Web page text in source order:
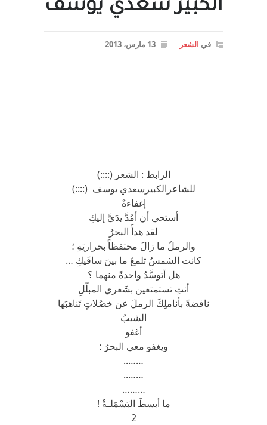
الكبير سعدي يوسف
في الشعر 13 مارس، 2013
الرابط : الشعر (::::)
للشاعرالكبيرسعدي يوسف (::::)
إغفاءةٌ
أستحي أن أمُدَّ يدَيَّ إليكِ
لقد هدأَ البحرُ
والرملُ ما زالَ محتفظاً بحرارتِهِ ؛
كانت الشمسُ تلمعُ ما بينَ ساقَيكِ …
هل أتوسَّدُ واحدةً منهما ؟
أنتِ تستمتعين بشَعري المبلّلِ
نافضةً بأناملِكَ الرملَ عن خصُلاتٍ تَناهبَها
الشيبُ
أغفو
ويغفو معي البحرُ ؛
……..
……..
………
ما أبسطَ البَسْمَلـةْ !
2